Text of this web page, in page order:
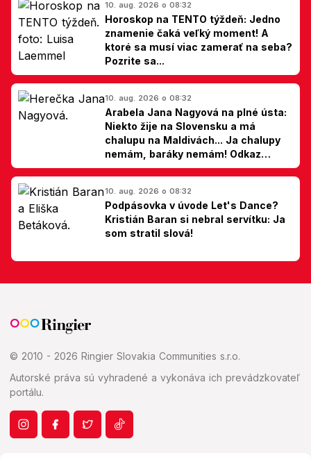
10. aug. 2026 o 08:32
Horoskop na TENTO týždeň: Jedno
znamenie čaká veľký moment! A
ktoré sa musí viac zamerať na seba?
Pozrite sa...
10. aug. 2026 o 08:32
Arabela Jana Nagyová na plné ústa:
Niekto žije na Slovensku a má
chalupu na Maldivách... Ja chalupy
nemám, baráky nemám! Odkaz
Slovákom
10. aug. 2026 o 08:32
Podpásovka v úvode Let's Dance?
Kristián Baran si nebral servítku: Ja
som stratil slová!
© 2010 - 2026 Ringier Slovakia Communities s.r.o.
Autorské práva sú vyhradené a vykonáva ich prevádzkovateľ
portálu.